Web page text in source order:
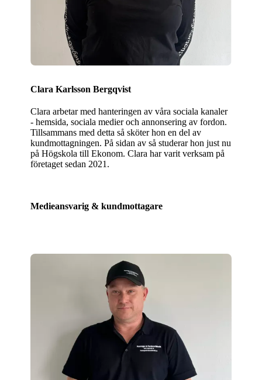
Clara Karlsson Bergqvist
Clara arbetar med hanteringen av våra sociala kanaler
- hemsida, sociala medier och annonsering av fordon.
Tillsammans med detta så sköter hon en del av
kundmottagningen. På sidan av så studerar hon just nu
på Högskola till Ekonom. Clara har varit verksam på
företaget sedan 2021.
Medieansvarig & kundmottagare